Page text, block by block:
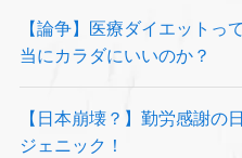
【論争】医療ダイエットっ
当にカラダにいいのか？
【日本崩壊？】勤労感謝の
ジェニック！